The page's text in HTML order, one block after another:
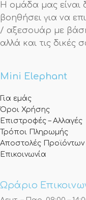
Η ομάδα μας
βοηθήσει για να
/ αξεσουάρ με
αλλά και τις δικές
Mini Elephant
Για εμάς
Όροι Χρήσης
Επιστροφές – Αλλαγές
Τρόποι Πληρωμής
Αποστολές Προϊόντων
Επικοινωνία
Ωράριο